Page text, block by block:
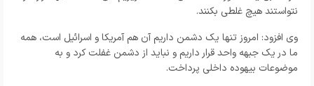
نتواستند هیچ غلطی بکنند.
وی افزود: امروز تنها یک دشمن داریم آن هم آمریکا و اسرائیل است، همه
ما در یک جبهه واحد قرار داریم و نباید از دشمن غفلت کرد و به
موضوعات بیهوده داخلی پرداخت.